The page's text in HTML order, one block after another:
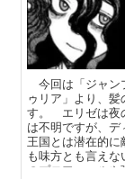
今回は「ジャン
ゥリア」より、
す。 エリゼは夜
は不明ですが、デ
王国とは潜在的
も味方とも言え
のプロフィール